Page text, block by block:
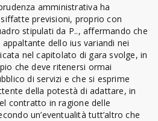
amministrativa ha
previsioni, proprio con
stipulati da P.., affermando che
dello ius variandi nei
nel capitolato di gara svolge, in
che deve ritenersi ormai
di servizi e che si esprime
della potestà di adattare, in
contratto in ragione delle
un’eventualità tutt’altro che